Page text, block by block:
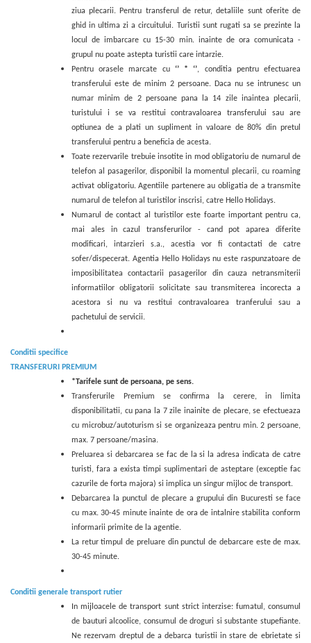
ziua plecarii. Pentru transferul de retur, detaliile sunt oferite de
ghid in ultima zi a circuitului. Turistii sunt rugati sa se prezinte la
locul de imbarcare cu 15-30 min. inainte de ora comunicata -
grupul nu poate astepta turistii care intarzie.
Pentru orasele marcate cu ‘’ * ‘’, conditia pentru efectuarea
transferului este de minim 2 persoane. Daca nu se intrunesc un
numar minim de 2 persoane pana la 14 zile inaintea plecarii,
turistului i se va restitui contravaloarea transferului sau are
optiunea de a plati un supliment in valoare de 80% din pretul
transferului pentru a beneficia de acesta.
Toate rezervarile trebuie insotite in mod obligatoriu de numarul de
telefon al pasagerilor, disponibil la momentul plecarii, cu roaming
activat obligatoriu. Agentiile partenere au obligatia de a transmite
numarul de telefon al turistilor inscrisi, catre Hello Holidays.
Numarul de contact al turistilor este foarte important pentru ca,
mai ales in cazul transferurilor - cand pot aparea diferite
modificari, intarzieri s.a., acestia vor fi contactati de catre
sofer/dispecerat. Agentia Hello Holidays nu este raspunzatoare de
imposibilitatea contactarii pasagerilor din cauza netransmiterii
informatiilor obligatorii solicitate sau transmiterea incorecta a
acestora si nu va restitui contravaloarea tranferului sau a
pachetului de servicii.
Conditii specifice
TRANSFERURI PREMIUM
*Tarifele sunt de persoana, pe sens.
Transferurile Premium se confirma la cerere, in limita
disponibilitatii, cu pana la 7 zile inainite de plecare, se efectueaza
cu microbuz/autoturism si se organizeaza pentru min. 2 persoane,
max. 7 persoane/masina.
Preluarea si debarcarea se fac de la si la adresa indicata de catre
turisti, fara a exista timpi suplimentari de asteptare (exceptie fac
cazurile de forta majora) si implica un singur mijloc de transport.
Debarcarea la punctul de plecare a grupului din Bucuresti se face
cu max. 30-45 minute inainte de ora de intalnire stabilita conform
informarii primite de la agentie.
La retur timpul de preluare din punctul de debarcare este de max.
30-45 minute.
Conditii generale transport rutier
In mijloacele de transport sunt strict interzise: fumatul, consumul
de bauturi alcoolice, consumul de droguri si substante stupefiante.
Ne rezervam dreptul de a debarca turistii in stare de ebrietate si